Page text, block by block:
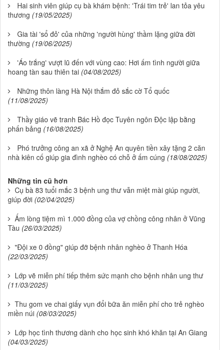
Hai sinh viên giúp cụ bà khám bệnh: 'Trái tim trẻ' lan tỏa yêu
thương (19/05/2025)
Gia tài 'sổ đỏ' của những 'người hùng' thầm lặng giữa đời
thường (19/06/2025)
'Áo trắng' vượt lũ đến với vùng cao: Hơi ấm tình người giữa
hoang tàn sau thiên tai (04/08/2025)
Những thôn làng Hà Nội thắm đỏ sắc cờ Tổ quốc
(11/08/2025)
Thầy giáo vẽ tranh Bác Hồ đọc Tuyên ngôn Độc lập bằng
phấn bảng (16/08/2025)
Phó trưởng công an xã ở Nghệ An quyên tiền xây tặng 2 căn
nhà kiên cố giúp gia đình nghèo có chỗ ở ấm cúng (18/08/2025)
Những tin cũ hơn
Cụ bà 83 tuổi mắc 3 bệnh ung thư vẫn miệt mài giúp người,
giúp đời (02/04/2025)
Ấm lòng tiệm mì 1.000 đồng của vợ chồng công nhân ở Vũng
Tàu (26/03/2025)
"Đội xe 0 đồng" giúp đỡ bệnh nhân nghèo ở Thanh Hóa
(22/03/2025)
Lớp vẽ miễn phí tiếp thêm sức mạnh cho bệnh nhân ung thư
(11/03/2025)
Thu gom ve chai giấy vụn đổi bữa ăn miễn phí cho trẻ nghèo
miền núi (08/03/2025)
Lớp học tình thương dành cho học sinh khó khăn tại An Giang
(04/03/2025)